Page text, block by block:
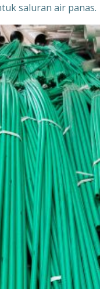
saluran air panas.